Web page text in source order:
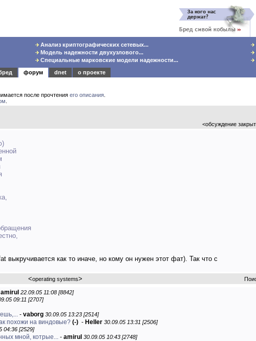
Анализ криптографических сетевых...
Модель надежности двухузлового...
Специальные марковские модели надежности...
форум dnet
о проекте
после прочтения его описания
<обсуждение
как то иначе, но кому он нужен этот фат). Так что с
<operating systems>
amirul 22.09.05 11:08 [8842]
09:11 [2707]
- vaborg 30.09.05 13:23 [2514]
похожи на виндовые? (-) - Heller 30.09.05 13:31 [2506]
04:36 [2529]
мной, котрые... - amirul 30.09.05 10:43 [2748]